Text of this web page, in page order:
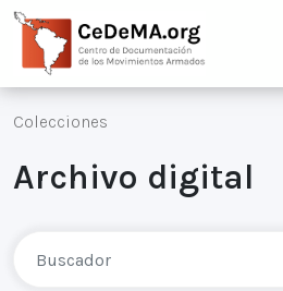
Colecciones
Archivo digital